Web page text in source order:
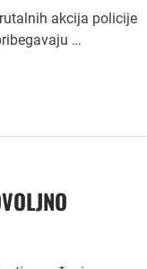
akcija policije
…